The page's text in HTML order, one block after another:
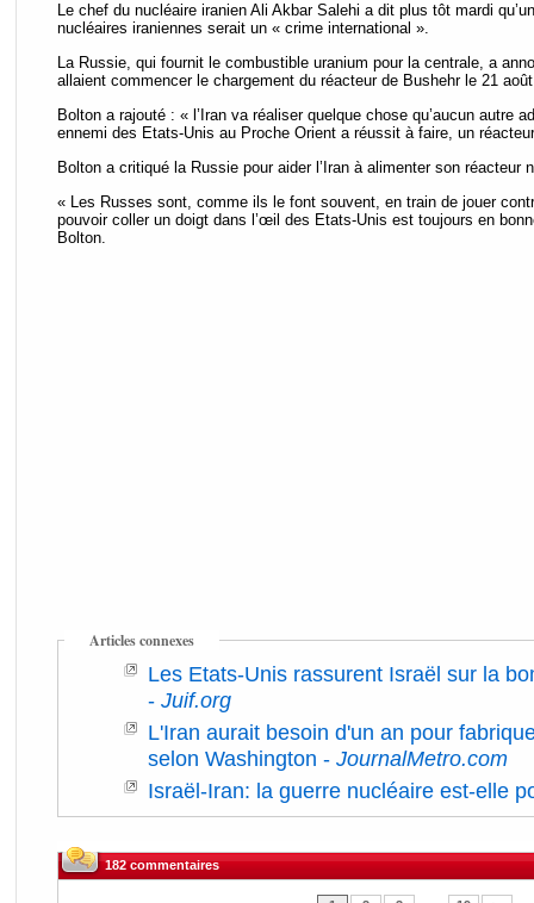
Le chef du nucléaire iranien Ali Akbar Salehi a dit plus tôt mardi
nucléaires iraniennes serait un « crime international ».
La Russie, qui fournit le combustible uranium pour la centrale, a
allaient commencer le chargement du réacteur de Bushehr le 21
Bolton a rajouté : « l’Iran va réaliser quelque chose qu’aucun autre
ennemi des Etats-Unis au Proche Orient a réussit à faire, un
Bolton a critiqué la Russie pour aider l’Iran à alimenter son réacteur
« Les Russes sont, comme ils le font souvent, en train de jouer
pouvoir coller un doigt dans l’œil des Etats-Unis est toujours en
Bolton.
Articles connexes
Les Etats-Unis rassurent Israël sur la
- Juif.org
L'Iran aurait besoin d'un an pour
selon Washington - JournalMetro.com
Israël-Iran: la guerre nucléaire est-elle
182 commentaires